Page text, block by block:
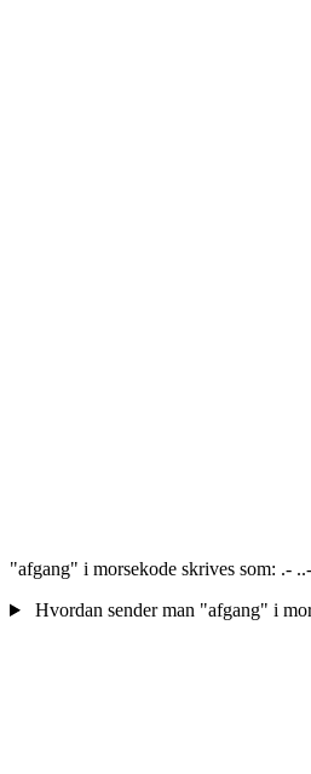
"afgang" i morsekode skrives som: .-
Hvordan sender man "afgang" i